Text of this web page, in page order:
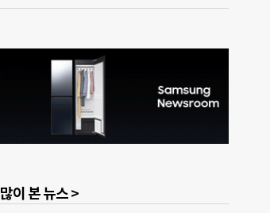
많이 본 뉴스 >